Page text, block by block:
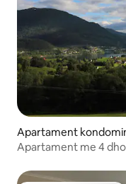
Apartament
Apartament me 4